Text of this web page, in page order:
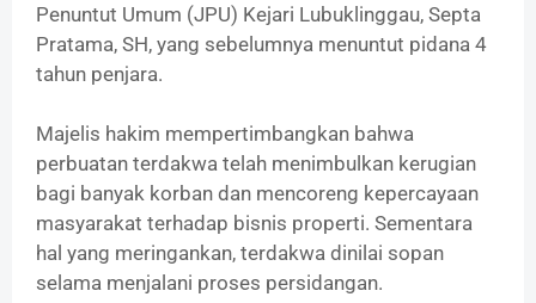
Penuntut Umum (JPU) Kejari Lubuklinggau, Septa
Pratama, SH, yang sebelumnya menuntut pidana 4
tahun penjara.
‎Majelis hakim mempertimbangkan bahwa
perbuatan terdakwa telah menimbulkan kerugian
bagi banyak korban dan mencoreng kepercayaan
masyarakat terhadap bisnis properti. Sementara
hal yang meringankan, terdakwa dinilai sopan
selama menjalani proses persidangan.